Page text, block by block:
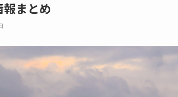
報まとめ